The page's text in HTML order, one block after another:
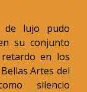
de lujo pudo
su conjunto
en los
Artes del
silencio